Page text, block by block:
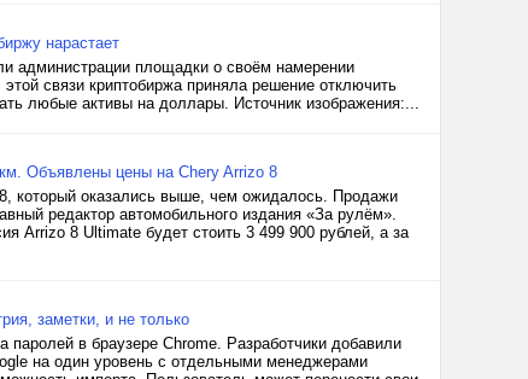
нарастает
администрации площадки о своём намерении
связи криптобиржа приняла решение отключить
любые активы на доллары. Источник изображения:...
Объявлены цены на Chery Arrizo 8
который оказались выше, чем ожидалось. Продажи
редактор автомобильного издания «За рулём».
Arrizo 8 Ultimate будет стоить 3 499 900 рублей, а за
заметки, и не только
в браузере Chrome. Разработчики добавили
на один уровень с отдельными менеджерами